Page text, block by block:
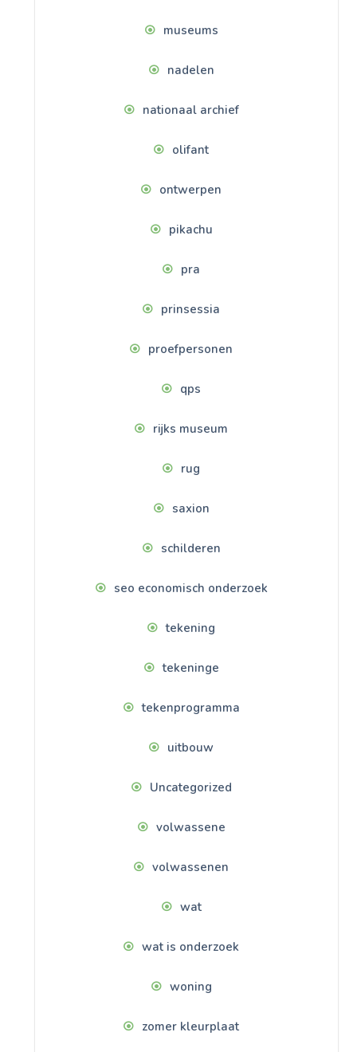
museums
nadelen
nationaal archief
olifant
ontwerpen
pikachu
pra
prinsessia
proefpersonen
qps
rijks museum
rug
saxion
schilderen
seo economisch onderzoek
tekening
tekeninge
tekenprogramma
uitbouw
Uncategorized
volwassene
volwassenen
wat
wat is onderzoek
woning
zomer kleurplaat